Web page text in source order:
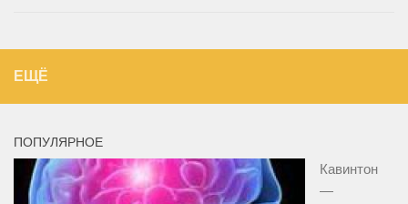
ЕЩЁ
ПОПУЛЯРНОЕ
Кавинтон
—